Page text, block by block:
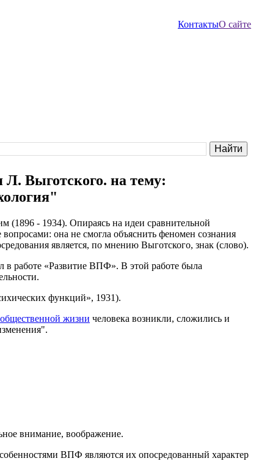
КонтактыО сайте
Л. Выготского. на тему:
(1896 - 1934). Опираясь на идеи сравнительной
она не смогла объяснить феномен сознания
является, по мнению Выготского, знак (слово).
в работе «Развитие ВПФ». В этой работе была
функций», 1931).
общественной жизни человека возникли, сложились и
внимание, воображение.
ВПФ являются их опосредованный характер